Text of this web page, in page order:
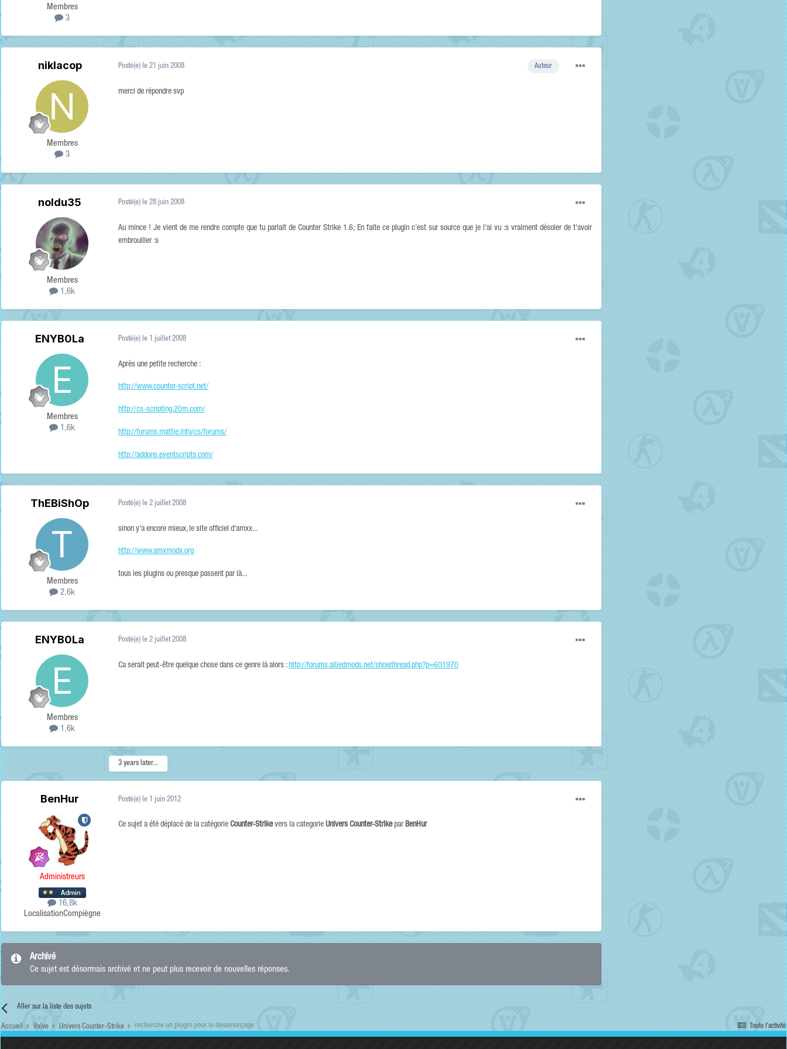
Membres
3
niklacop
Membres
3
Auteur
Posté(e) le 21 juin 2008
merci de répondre svp
noldu35
Membres
1,6k
Posté(e) le 28 juin 2008
Au mince ! Je vient de me rendre compte que tu parlait de Counter Strike 1.6; En faite ce plugin c'est sur source que je l'ai vu :s vraiment désoler de t'avoir
embrouiller :s
ENYB0La
Membres
1,6k
Posté(e) le 1 juillet 2008
Après une petite recherche :
http://www.counter-script.net/
http://cs-scripting.20m.com/
http://forums.mattie.info/cs/forums/
http://addons.eventscripts.com/
ThEBiShOp
Membres
2,6k
Posté(e) le 2 juillet 2008
sinon y'a encore mieux, le site officiel d'amxx...
http://www.amxmodx.org
tous les plugins ou presque passent par là...
ENYB0La
Membres
1,6k
Posté(e) le 2 juillet 2008
Ca serait peut-être quelque chose dans ce genre là alors :http://forums.alliedmods.net/showthread.php?p=601970
3 years later...
BenHur
Administreurs
16,8k
LocalisationCompiègne
Posté(e) le 1 juin 2012
Ce sujet a été déplacé de la catégorie Counter-Strikevers la categorie Univers Counter-Strikepar BenHur
Archivé
Ce sujet est désormais archivé et ne peut plus recevoir de nouvelles réponses.
Aller sur la liste des sujets
Toute l’activité
Accueil Valve Univers Counter-Strike recherche un plugin pour le désamorçage